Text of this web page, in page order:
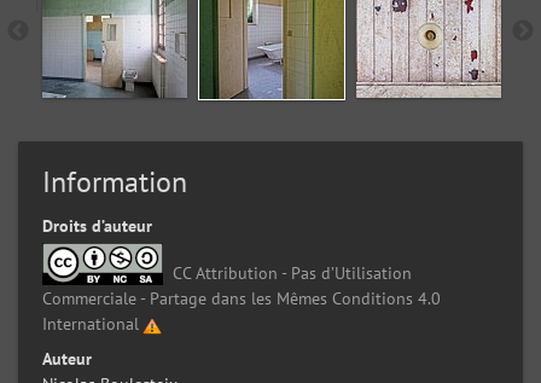
Information
Droits d’auteur
CC Attribution - Pas d’Utilisation
Commerciale - Partage dans les Mêmes Conditions 4.0
International
Auteur